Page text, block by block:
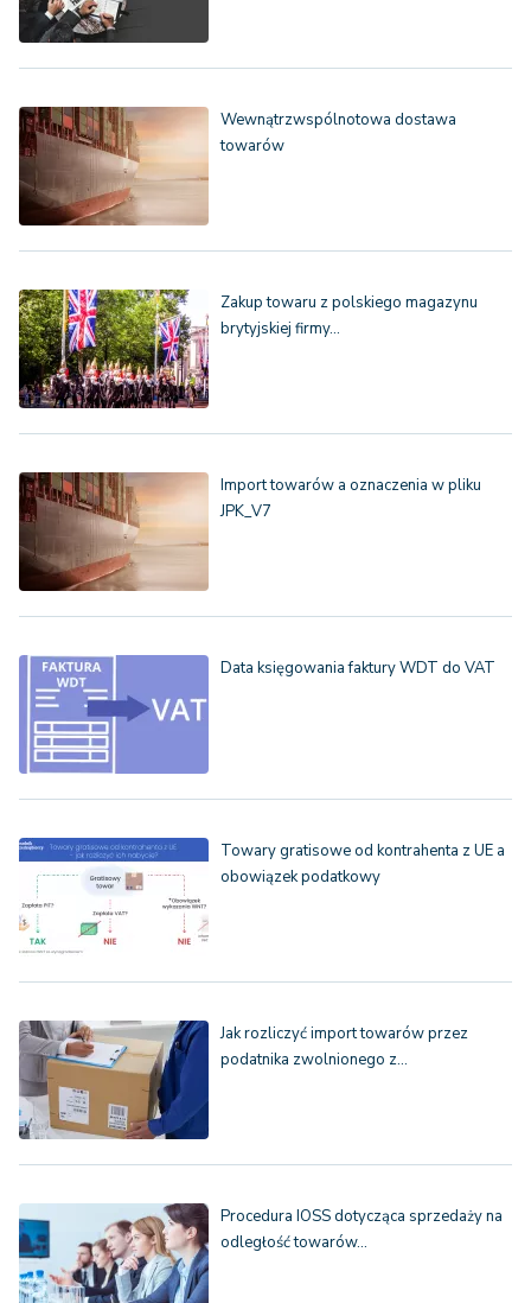
Wewnątrzwspólnotowa dostawa
towarów
Zakup towaru z polskiego magazynu
brytyjskiej firmy…
Import towarów a oznaczenia w pliku
JPK_V7
Data księgowania faktury WDT do VAT
Towary gratisowe od kontrahenta z UE a
obowiązek podatkowy
Jak rozliczyć import towarów przez
podatnika zwolnionego z…
Procedura IOSS dotycząca sprzedaży na
odległość towarów…